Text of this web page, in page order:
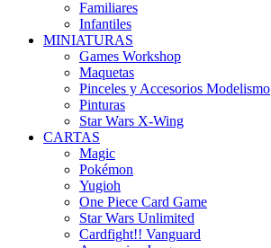
Familiares
Infantiles
MINIATURAS
Games Workshop
Maquetas
Pinceles y Accesorios Modelismo
Pinturas
Star Wars X-Wing
CARTAS
Magic
Pokémon
Yugioh
One Piece Card Game
Star Wars Unlimited
Cardfight!! Vanguard